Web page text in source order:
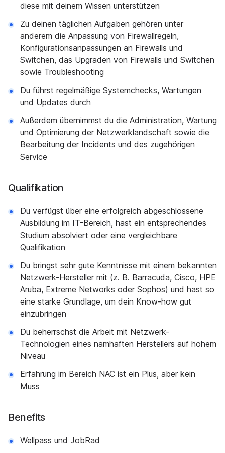
diese mit deinem Wissen unterstützen
Zu deinen täglichen Aufgaben gehören unter
anderem die Anpassung von Firewallregeln,
Konfigurationsanpassungen an Firewalls und
Switchen, das Upgraden von Firewalls und Switchen
sowie Troubleshooting
Du führst regelmäßige Systemchecks, Wartungen
und Updates durch
Außerdem übernimmst du die Administration, Wartung
und Optimierung der Netzwerklandschaft sowie die
Bearbeitung der Incidents und des zugehörigen
Service
Qualifikation
Du verfügst über eine erfolgreich abgeschlossene
Ausbildung im IT-Bereich, hast ein entsprechendes
Studium absolviert oder eine vergleichbare
Qualifikation
Du bringst sehr gute Kenntnisse mit einem bekannten
Netzwerk-Hersteller mit (z. B. Barracuda, Cisco, HPE
Aruba, Extreme Networks oder Sophos) und hast so
eine starke Grundlage, um dein Know-how gut
einzubringen
Du beherrschst die Arbeit mit Netzwerk-
Technologien eines namhaften Herstellers auf hohem
Niveau
Erfahrung im Bereich NAC ist ein Plus, aber kein
Muss
Benefits
Wellpass und JobRad